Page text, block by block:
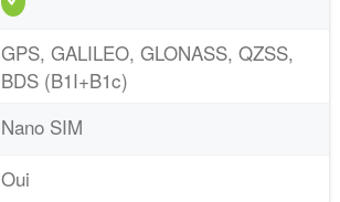
GPS, GALILEO, GLONASS, QZSS,
BDS (B1I+B1c)
Nano SIM
Oui